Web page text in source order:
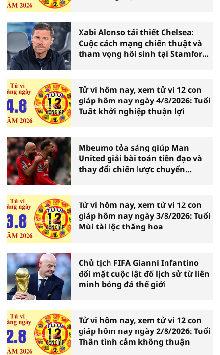
Xabi Alonso tái thiết Chelsea:
Cuộc cách mạng chiến thuật và
tham vọng hồi sinh tại Stamford
Tử vi hôm nay, xem tử vi 12 con
giáp hôm nay ngày 4/8/2026: Tuổi
Tuất khởi nghiệp thuận lợi
Mbeumo tỏa sáng giúp Man
United giải bài toán tiền đạo và
thay đổi chiến lược chuyển
Tử vi hôm nay, xem tử vi 12 con
giáp hôm nay ngày 3/8/2026: Tuổi
Mùi tài lộc thăng hoa
Chủ tịch FIFA Gianni Infantino
đối mặt cuộc lật đổ lịch sử từ liên
minh bóng đá thế giới
Tử vi hôm nay, xem tử vi 12 con
giáp hôm nay ngày 2/8/2026: Tuổi
Thân tình cảm không thuận